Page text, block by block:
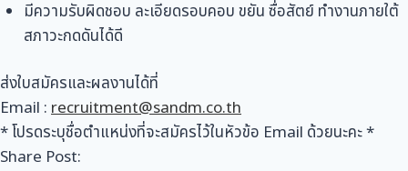
มีความรับผิดชอบ ละเอียดรอบคอบ ขยัน ซื่อสัตย์ ทำงานภายใต้
สภาวะกดดันได้ดี
ส่งใบสมัครและผลงานได้ที่
Email :recruitment@sandm.co.th
* โปรดระบุชื่อตำแหน่งที่จะสมัครไว้ในหัวข้อ Email ด้วยนะคะ *
Share Post: